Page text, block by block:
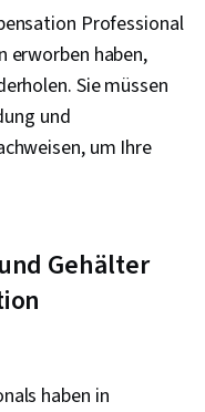
Professional
erworben haben,
Sie müssen
und
um Ihre
Gehälter
haben in